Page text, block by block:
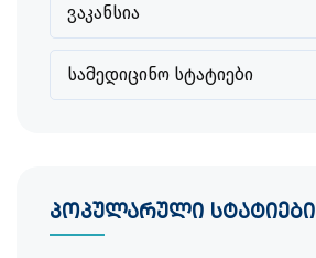
ვაკანსია
სამედიცინო სტატიები
პოპულარული სტატიები